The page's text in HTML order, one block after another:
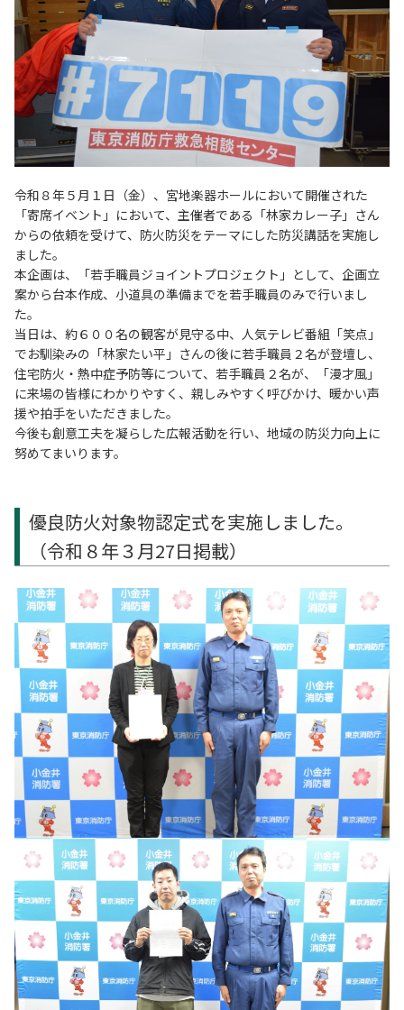
令和８年５月１日（金）、宮地楽器ホールにおいて開催された
「寄席イベント」において、主催者である「林家カレー子」さん
からの依頼を受けて、防火防災をテーマにした防災講話を実施し
ました。
本企画は、「若手職員ジョイントプロジェクト」として、企画立
案から台本作成、小道具の準備までを若手職員のみで行いまし
た。
当日は、約６００名の観客が見守る中、人気テレビ番組「笑点」
でお馴染みの「林家たい平」さんの後に若手職員２名が登壇し、
住宅防火・熱中症予防等について、若手職員２名が、「漫才風」
に来場の皆様にわかりやすく、親しみやすく呼びかけ、暖かい声
援や拍手をいただきました。
今後も創意工夫を凝らした広報活動を行い、地域の防災力向上に
努めてまいります。
優良防火対象物認定式を実施しました。
（令和８年３月27日掲載）